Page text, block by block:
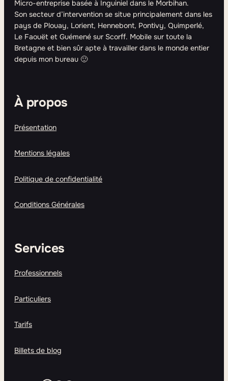
Micro-entreprise basée à Inguiniel dans le Morbihan.
Son secteur d’intervention se situe principalement dans les
pays de Plouay, Lorient, Hennebont, Pontivy, Quimperlé,
Le Faouët et Guémené sur Scorff. Mobile sur toute la
Bretagne et bien sûr apte à travailler dans le monde entier
depuis mon bureau 🙂
À propos
Présentation
Mentions légales
Politique de confidentialité
Conditions Générales
Services
Professionnels
Particuliers
Tarifs
Billets de blog